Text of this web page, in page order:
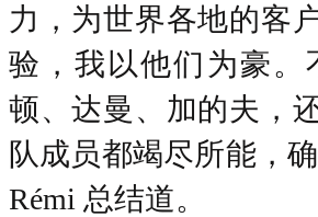
力，为世界各地的客
验，我以他们为豪。
顿、达曼、加的夫，
队成员都竭尽所能，
Rémi 总结道。